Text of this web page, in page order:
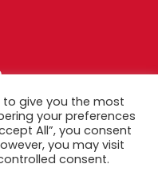
Tutti i diritti riservati –
to give you the most
your preferences
All”, you consent
you may visit
consent.